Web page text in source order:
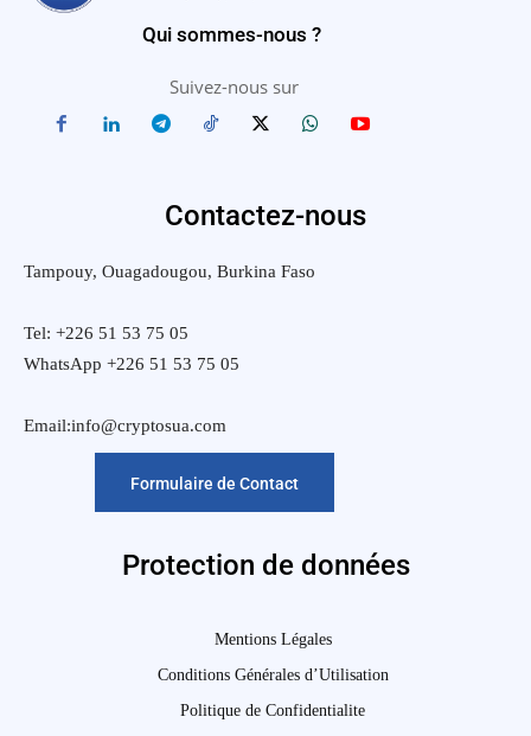
Qui sommes-nous ?
Suivez-nous sur
Contactez-nous
Tampouy, Ouagadougou, Burkina Faso
Tel: +226 51 53 75 05
WhatsApp +226 51 53 75 05
Email:info@cryptosua.com
Formulaire de Contact
Protection de données
Mentions Légales
Conditions Générales d’Utilisation
Politique de Confidentialite